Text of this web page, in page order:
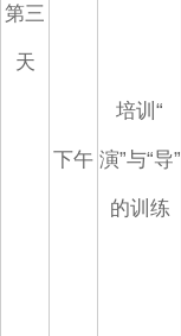
第三
天
下午
培训“
演”与“导”
的训练